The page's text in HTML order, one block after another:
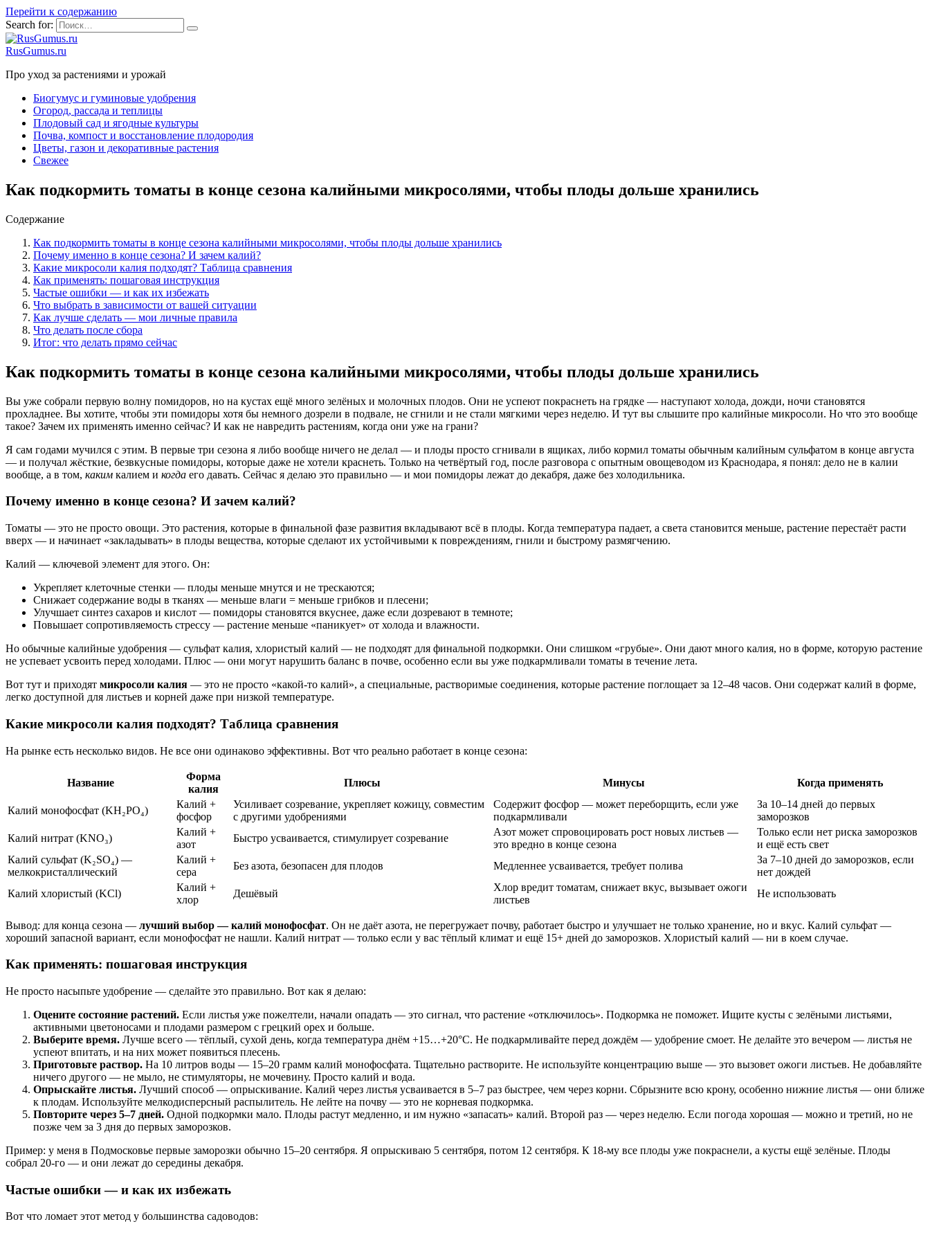
Перейти к содержанию
Search for:
RusGumus.ru
Про уход за растениями и урожай
Биогумус и гуминовые удобрения
Огород, рассада и теплицы
Плодовый сад и ягодные культуры
Почва, компост и восстановление плодородия
Цветы, газон и декоративные растения
Свежее
Как подкормить томаты в конце сезона калийными микросолями, чтобы плоды дольше хранились
Содержание
Как подкормить томаты в конце сезона калийными микросолями, чтобы плоды дольше хранились
Почему именно в конце сезона? И зачем калий?
Какие микросоли калия подходят? Таблица сравнения
Как применять: пошаговая инструкция
Частые ошибки — и как их избежать
Что выбрать в зависимости от вашей ситуации
Как лучше сделать — мои личные правила
Что делать после сбора
Итог: что делать прямо сейчас
Как подкормить томаты в конце сезона калийными микросолями, чтобы плоды дольше хранились
Вы уже собрали первую волну помидоров, но на кустах ещё много зелёных и молочных плодов. Они не успеют покраснеть на грядке — наступают холода, дожди, ночи становятся
прохладнее. Вы хотите, чтобы эти помидоры хотя бы немного дозрели в подвале, не сгнили и не стали мягкими через неделю. И тут вы слышите про калийные микросоли. Но что это вообще
такое? Зачем их применять именно сейчас? И как не навредить растениям, когда они уже на грани?
Я сам годами мучился с этим. В первые три сезона я либо вообще ничего не делал — и плоды просто сгнивали в ящиках, либо кормил томаты обычным калийным сульфатом в конце августа
— и получал жёсткие, безвкусные помидоры, которые даже не хотели краснеть. Только на четвёртый год, после разговора с опытным овощеводом из Краснодара, я понял: дело не в калии
вообще, а в том, каким калием и когда его давать. Сейчас я делаю это правильно — и мои помидоры лежат до декабря, даже без холодильника.
Почему именно в конце сезона? И зачем калий?
Томаты — это не просто овощи. Это растения, которые в финальной фазе развития вкладывают всё в плоды. Когда температура падает, а света становится меньше, растение перестаёт расти
вверх — и начинает «закладывать» в плоды вещества, которые сделают их устойчивыми к повреждениям, гнили и быстрому размягчению.
Калий — ключевой элемент для этого. Он:
Укрепляет клеточные стенки — плоды меньше мнутся и не трескаются;
Снижает содержание воды в тканях — меньше влаги = меньше грибков и плесени;
Улучшает синтез сахаров и кислот — помидоры становятся вкуснее, даже если дозревают в темноте;
Повышает сопротивляемость стрессу — растение меньше «паникует» от холода и влажности.
Но обычные калийные удобрения — сульфат калия, хлористый калий — не подходят для финальной подкормки. Они слишком «грубые». Они дают много калия, но в форме, которую растение
не успевает усвоить перед холодами. Плюс — они могут нарушить баланс в почве, особенно если вы уже подкармливали томаты в течение лета.
Вот тут и приходят микросоли калия — это не просто «какой-то калий», а специальные, растворимые соединения, которые растение поглощает за 12–48 часов. Они содержат калий в форме,
легко доступной для листьев и корней даже при низкой температуре.
Какие микросоли калия подходят? Таблица сравнения
На рынке есть несколько видов. Не все они одинаково эффективны. Вот что реально работает в конце сезона:
Название
Форма
калия
Плюсы Минусы Когда применять
Калий монофосфат (KH₂PO₄)
Калий +
фосфор
Усиливает созревание, укрепляет кожицу, совместим
с другими удобрениями
Содержит фосфор — может переборщить, если уже
подкармливали
За 10–14 дней до первых
заморозков
Калий нитрат (KNO₃)
Калий +
азот
Быстро усваивается, стимулирует созревание
Азот может спровоцировать рост новых листьев —
это вредно в конце сезона
Только если нет риска заморозков
и ещё есть свет
Калий сульфат (K₂SO₄) —
мелкокристаллический
Калий +
сера
Без азота, безопасен для плодов Медленнее усваивается, требует полива
За 7–10 дней до заморозков, если
нет дождей
Калий хлористый (KCl)
Калий +
хлор
Дешёвый
Хлор вредит томатам, снижает вкус, вызывает ожоги
листьев
Не использовать
Вывод: для конца сезона — лучший выбор — калий монофосфат. Он не даёт азота, не перегружает почву, работает быстро и улучшает не только хранение, но и вкус. Калий сульфат —
хороший запасной вариант, если монофосфат не нашли. Калий нитрат — только если у вас тёплый климат и ещё 15+ дней до заморозков. Хлористый калий — ни в коем случае.
Как применять: пошаговая инструкция
Не просто насыпьте удобрение — сделайте это правильно. Вот как я делаю:
Оцените состояние растений. Если листья уже пожелтели, начали опадать — это сигнал, что растение «отключилось». Подкормка не поможет. Ищите кусты с зелёными листьями,
активными цветоносами и плодами размером с грецкий орех и больше.
Выберите время. Лучше всего — тёплый, сухой день, когда температура днём +15…+20°C. Не подкармливайте перед дождём — удобрение смоет. Не делайте это вечером — листья не
успеют впитать, и на них может появиться плесень.
Приготовьте раствор. На 10 литров воды — 15–20 грамм калий монофосфата. Тщательно растворите. Не используйте концентрацию выше — это вызовет ожоги листьев. Не добавляйте
ничего другого — не мыло, не стимуляторы, не мочевину. Просто калий и вода.
Опрыскайте листья. Лучший способ — опрыскивание. Калий через листья усваивается в 5–7 раз быстрее, чем через корни. Сбрызните всю крону, особенно нижние листья — они ближе
к плодам. Используйте мелкодисперсный распылитель. Не лейте на почву — это не корневая подкормка.
Повторите через 5–7 дней. Одной подкормки мало. Плоды растут медленно, и им нужно «запасать» калий. Второй раз — через неделю. Если погода хорошая — можно и третий, но не
позже чем за 3 дня до первых заморозков.
Пример: у меня в Подмосковье первые заморозки обычно 15–20 сентября. Я опрыскиваю 5 сентября, потом 12 сентября. К 18-му все плоды уже покраснели, а кусты ещё зелёные. Плоды
собрал 20-го — и они лежат до середины декабря.
Частые ошибки — и как их избежать
Вот что ломает этот метод у большинства садоводов: